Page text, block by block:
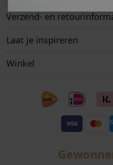
Verzend- en
Laat je inspireren
Winkel